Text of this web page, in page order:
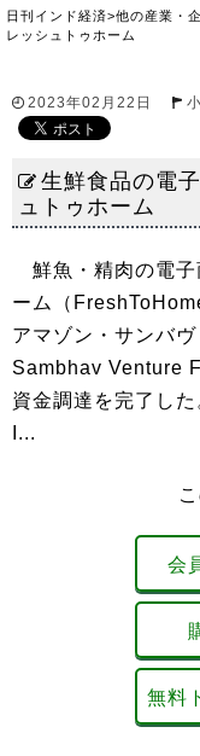
日刊インド経済>他の産業・
レッシュトゥホーム
2023年02月22日
生鮮食品の電
ュトゥホーム
鮮魚・精肉の電子
ーム（
アマゾン・サンバ
Sambhav Venture
資金調達を完了し
I...
会
無料